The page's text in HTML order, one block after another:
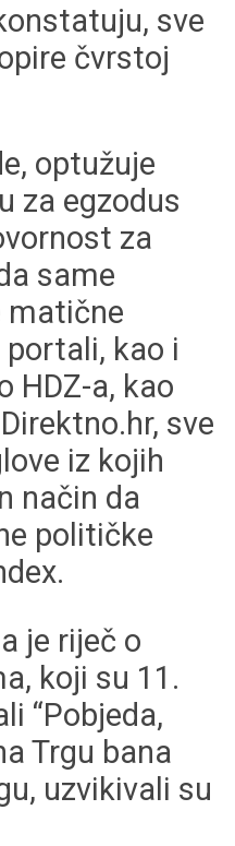
sve
čvrstoj
optužuje
za egzodus
za
same
matične
kao i
HDZ-a, kao
sve
iz kojih
način da
političke
je riječ o
koji su 11.
“Pobjeda,
Trgu bana
uzvikivali su